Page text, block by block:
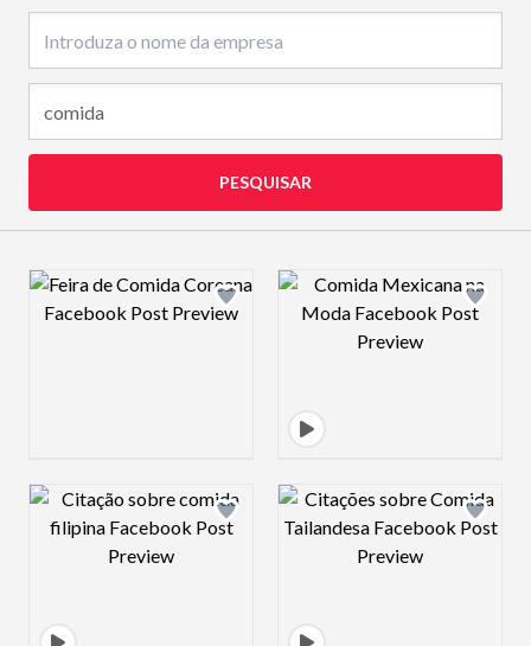
PESQUISAR
Design preview image Design preview
Design preview image Design preview